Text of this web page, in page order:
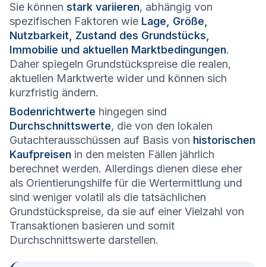
Sie können stark variieren, abhängig von
spezifischen Faktoren wie Lage, Größe,
Nutzbarkeit, Zustand des Grundstücks,
Immobilie und aktuellen Marktbedingungen.
Daher spiegeln Grundstückspreise die realen,
aktuellen Marktwerte wider und können sich
kurzfristig ändern.
Bodenrichtwerte hingegen sind
Durchschnittswerte, die von den lokalen
Gutachterausschüssen auf Basis von historischen
Kaufpreisen in den meisten Fällen jährlich
berechnet werden. Allerdings dienen diese eher
als Orientierungshilfe für die Wertermittlung und
sind weniger volatil als die tatsächlichen
Grundstückspreise, da sie auf einer Vielzahl von
Transaktionen basieren und somit
Durchschnittswerte darstellen.